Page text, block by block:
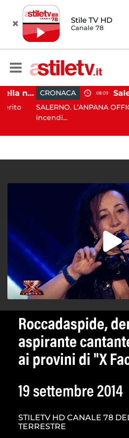
Stile TV HD
Canale 78
Eboli, uomo aggredito nella notte: indagini in corso CRONACA 08:09
SALERNO. L’ANPANA
incendi...
Roccadaspide,
aspirante
ai provini di "X
19 settembre 2014
STILETV HD CANALE 78
TERRESTRE